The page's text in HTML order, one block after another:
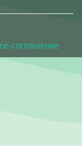
соглашение